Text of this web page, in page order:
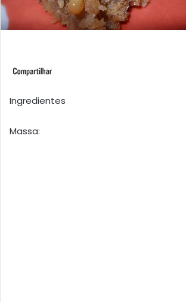
Ingredientes
Massa: